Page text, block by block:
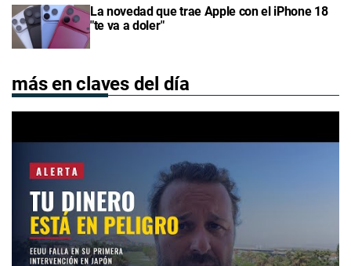
La novedad que trae Apple con el iPhone 18
"te va a doler"
más en claves del día